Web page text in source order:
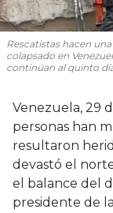
Rescatistas hacen
colapsado en
continúan al quinto
Venezuela, 29
personas han
resultaron
devastó el
el balance del
presidente de